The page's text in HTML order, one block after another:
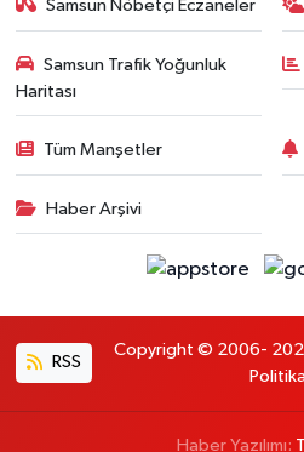
Samsun Nöbetçi Eczaneler
Samsun Trafik Yoğunluk
Haritası
Tüm Manşetler
Haber Arşivi
RSS
Copyright © 2006- 2025
Haber Yazılımı: